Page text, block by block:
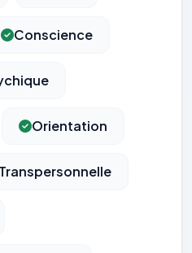
Conscience
Orientation